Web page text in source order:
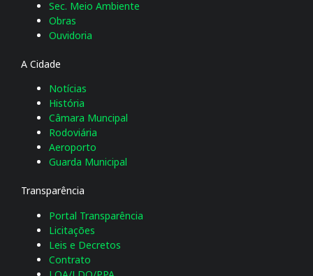
A Cidade
Notícias
História
Câmara Muncipal
Rodoviária
Aeroporto
Guarda Municipal
Transparência
Portal Transparência
Licitações
Leis e Decretos
Contrato
Sec. Meio Ambiente
Obras
Ouvidoria